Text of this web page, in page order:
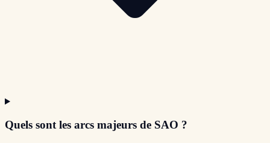
Quels sont les arcs majeurs de SAO ?